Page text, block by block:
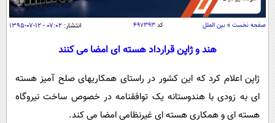
اقتصاد
اقتصادی
جامعه
سلامت
بین الملل
فرهنگ و هنر
صفحه نخست » بین الملل کد ۴۹۷۳۹۳ انتشار: ۰۷:۰۲ - ۱۲-۰۷-۱۳۹۵
هند و ژاپن قرارداد هسته ای امضا می کنند
ژاپن اعلام کرد که این کشور در راستای همکاریهای صلح آمیز هسته
ای به زودی با هندوستانه یک توافقنامه در خصوص ساخت نیروگاه
هسته ای و همکاری هسته ای غیرنظامی امضا می کند.